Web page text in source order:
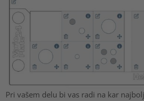
Pri vašem delu bi vas radi na kar